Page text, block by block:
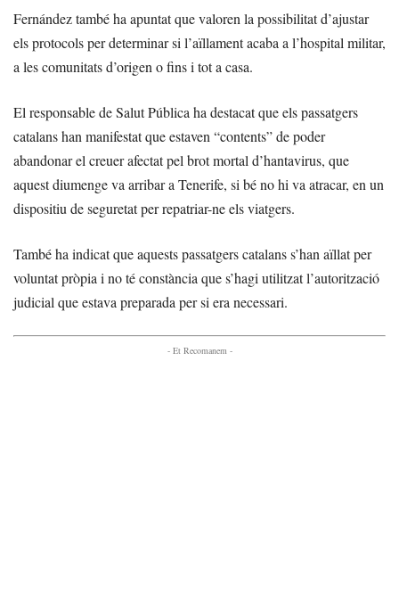
Fernández també ha apuntat que valoren la possibilitat d’ajustar
els protocols per determinar si l’aïllament acaba a l’hospital militar,
a les comunitats d’origen o fins i tot a casa.
El responsable de Salut Pública ha destacat que els passatgers
catalans han manifestat que estaven “contents” de poder
abandonar el creuer afectat pel brot mortal d’hantavirus, que
aquest diumenge va arribar a Tenerife, si bé no hi va atracar, en un
dispositiu de seguretat per repatriar-ne els viatgers.
També ha indicat que aquests passatgers catalans s’han aïllat per
voluntat pròpia i no té constància que s’hagi utilitzat l’autorització
judicial que estava preparada per si era necessari.
- Et Recomanem -